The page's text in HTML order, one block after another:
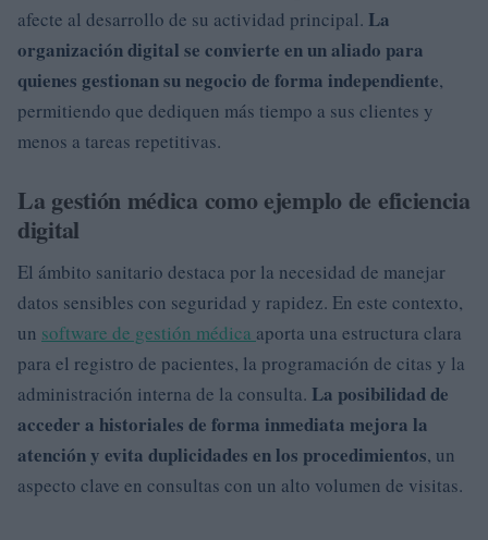
afecte al desarrollo de su actividad principal. La
organización digital se convierte en un aliado para
quienes gestionan su negocio de forma independiente,
permitiendo que dediquen más tiempo a sus clientes y
menos a tareas repetitivas.
La gestión médica como ejemplo de eficiencia
digital
El ámbito sanitario destaca por la necesidad de manejar
datos sensibles con seguridad y rapidez. En este contexto,
un software de gestión médica aporta una estructura clara
para el registro de pacientes, la programación de citas y la
administración interna de la consulta. La posibilidad de
acceder a historiales de forma inmediata mejora la
atención y evita duplicidades en los procedimientos, un
aspecto clave en consultas con un alto volumen de visitas.